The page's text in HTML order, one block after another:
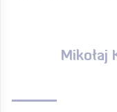
Mikołaj